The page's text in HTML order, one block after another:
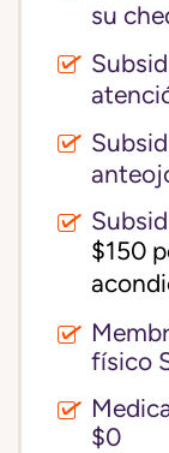
su
$150
físico
$0